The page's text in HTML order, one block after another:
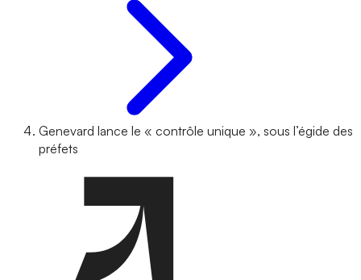
Genevard lance le « contrôle unique », sous l’égide des
préfets